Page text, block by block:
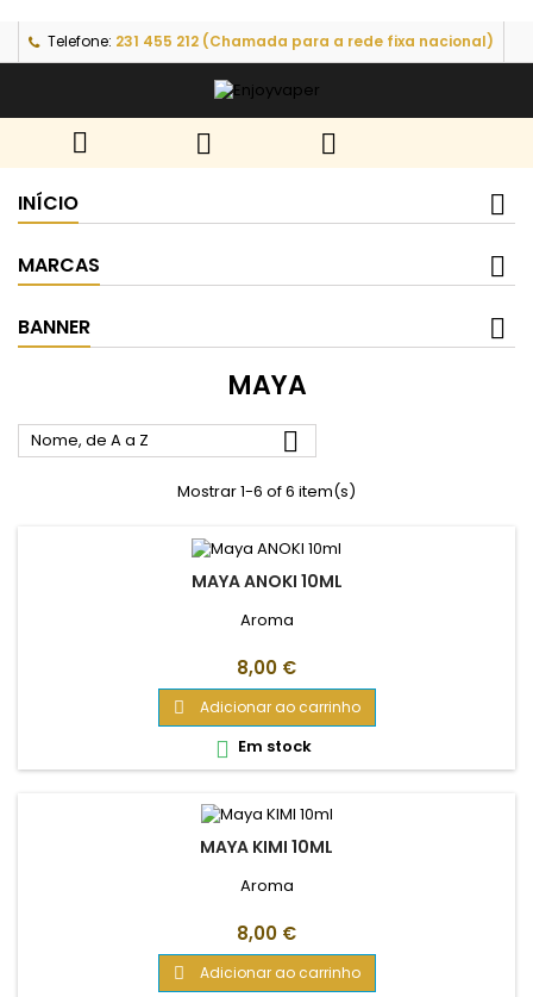
Telefone: 231 455 212 (Chamada para a rede fixa nacional)
  
INÍCIO
MARCAS
BANNER
MAYA
Nome, de A a Z 
Mostrar 1-6 of 6 item(s)
MAYA ANOKI 10ML
Aroma
Preço
8,00 €
 Adicionar ao carrinho
 Em stock
MAYA KIMI 10ML
Aroma
Preço
8,00 €
 Adicionar ao carrinho